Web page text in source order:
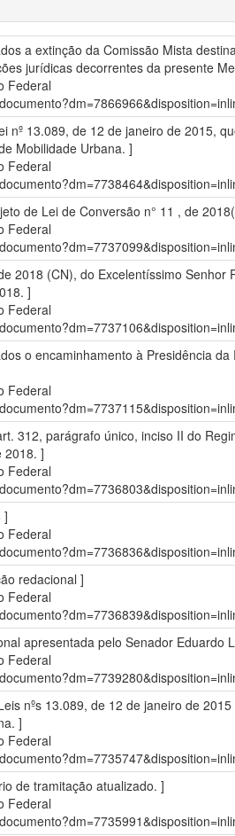
a extinção da Comissão Mista
jurídicas decorrentes da presente
Federal
nº 13.089, de 12 de janeiro de 2015,
Mobilidade Urbana. ]
Federal
de Lei de Conversão n° 11 , de
Federal
2018 (CN), do Excelentíssimo
]
Federal
o encaminhamento à Presidência
Federal
312, parágrafo único, inciso II do
2018. ]
Federal
]
Federal
redacional ]
Federal
apresentada pelo Senador
Federal
nºs 13.089, de 12 de janeiro de
]
Federal
de tramitação atualizado. ]
Federal